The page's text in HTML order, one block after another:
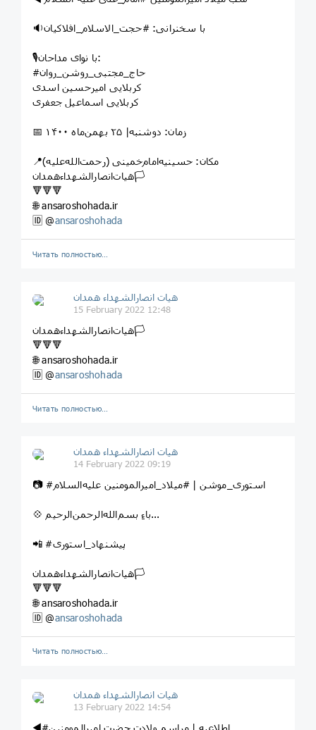
🔉با سخنرانی: #حجت_الاسلام_افلاکیان
🎙با نوای مداحان:
#حاج_مجتبی_روشن_روان
کربلایی امیرحسین اسدی
کربلایی اسماعیل جعفری
📅 زمان: دوشنبه| ۲۵ بهمن‌ماه ۱۴۰۰
📍مکان: حسینیه‌امام‌خمینی (رحمت‌الله‌علیه)
هیات‌انصارالشهداءهمدان🏳
🔻🔻🔻
🌐 ansaroshohada.ir
🆔 @ansaroshohada
Читать полностью…
هیات انصارالشهداء همدان
15 February 2022 12:48
هیات‌انصارالشهداءهمدان🏳
🔻🔻🔻
🌐 ansaroshohada.ir
🆔 @ansaroshohada
Читать полностью…
هیات انصارالشهداء همدان
14 February 2022 09:19
📷 #استوری_موشن | #میلاد_امیرالمومنین علیه‌السلام
💠 باءِ بسم‌الله‌الرحمن‌الرحیم...
📲 #پیشنهاد_استوری
هیات‌انصارالشهداءهمدان🏳
🔻🔻🔻
🌐 ansaroshohada.ir
🆔 @ansaroshohada
Читать полностью…
هیات انصارالشهداء همدان
13 February 2022 14:54